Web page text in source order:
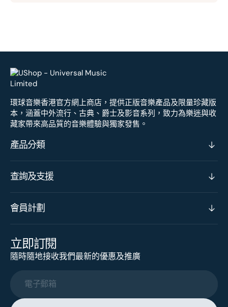
環球音樂香港官方網上商店，提供正版音樂產品及限量珍藏版
本，涵蓋中外流行、古典、爵士及影音系列，致力為樂迷與收
藏家帶來高品質的音樂體驗與獨家發售。
產品分類
查詢及支援
會員計劃
立即訂閱
隨時隨地接收我們最新的優惠及推廣
電子郵箱